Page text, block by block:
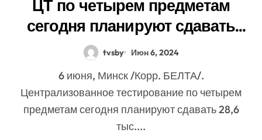
ЦТ по четырем предметам
сегодня планируют сдавать
28,6 тыс. абитуриентов
tvsby Июн 6, 2024
6 июня, Минск /Корр. БЕЛТА/.
Централизованное тестирование по четырем
предметам сегодня планируют сдавать 28,6
тыс....